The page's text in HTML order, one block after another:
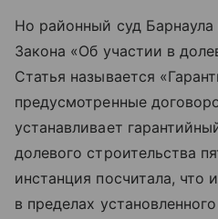
Но районный суд
Закона «Об участии в
Статья называется
предусмотренные
устанавливает
долевого строительства
инстанция посчитала, что
в пределах